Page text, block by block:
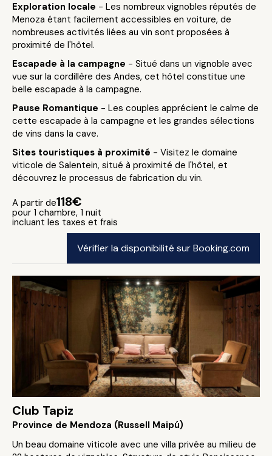
Exploration locale - Les nombreux vignobles réputés de
Menoza étant facilement accessibles en voiture, de
nombreuses activités liées au vin sont proposées à
proximité de l'hôtel.
Escapade à la campagne - Situé dans un vignoble avec
vue sur la cordillère des Andes, cet hôtel constitue une
belle escapade à la campagne.
Pause Romantique - Les couples apprécient le calme de
cette escapade à la campagne et les grandes sélections
de vins dans la cave.
Sites touristiques à proximité - Visitez le domaine
viticole de Salentein, situé à proximité de l'hôtel, et
découvrez le processus de fabrication du vin.
A partir de118€
pour 1 chambre, 1 nuit
incluant les taxes et frais
Vérifier la disponibilité sur Booking.com
Club Tapiz
Province de Mendoza (Russell Maipú)
Un beau domaine viticole avec une villa privée au milieu de